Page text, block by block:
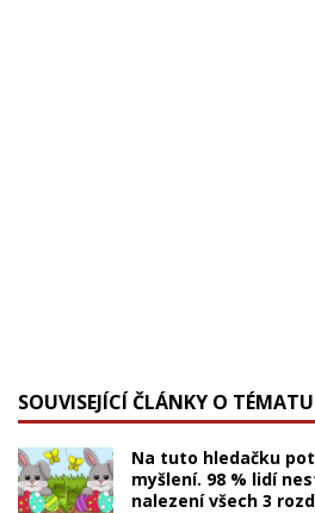
SOUVISEJÍCÍ ČLÁNKY O
Na tuto hledačku
myšlení. 98 % lidí
nalezení všech 3